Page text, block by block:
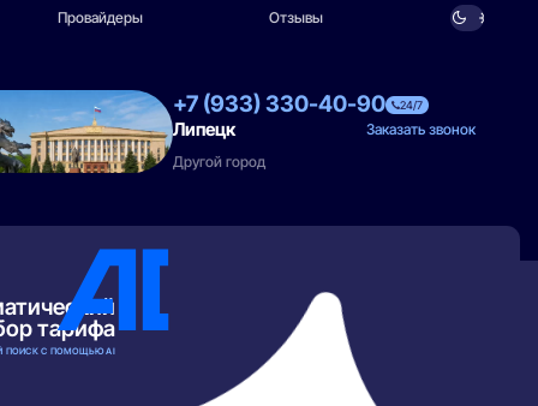
Провайдеры Отзывы
+7 (933) 330-40-90 24/7
Липецк
Заказать звонок
Другой город
тарифа
ПОИСК С ПОМОЩЬЮ AI